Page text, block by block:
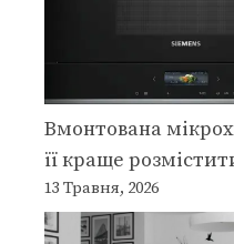
Вмонтована
її краще
13 Травня, 2026